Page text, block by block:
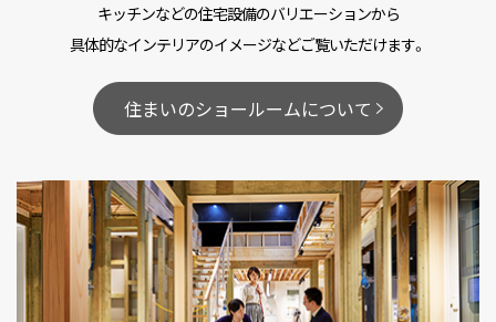
キッチンなどの住宅設備のバリエーションから
具体的なインテリアのイメージなどご覧いただけます。
住まいのショールームについて